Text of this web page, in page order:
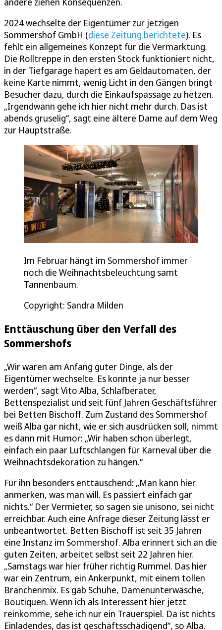
2024 wechselte der Eigentümer zur jetzigen
Sommershof GmbH (diese Zeitung berichtete). Es
fehlt ein allgemeines Konzept für die Vermarktung.
Die Rolltreppe in den ersten Stock funktioniert nicht,
in der Tiefgarage hapert es am Geldautomaten, der
keine Karte nimmt, wenig Licht in den Gängen bringt
Besucher dazu, durch die Einkaufspassage zu hetzen.
„Irgendwann gehe ich hier nicht mehr durch. Das ist
abends gruselig“, sagt eine ältere Dame auf dem Weg
zur Hauptstraße.
Im Februar hängt im Sommershof immer
noch die Weihnachtsbeleuchtung samt
Tannenbaum.
Copyright: Sandra Milden
Enttäuschung über den Verfall des
Sommershofs
„Wir waren am Anfang guter Dinge, als der
Eigentümer wechselte. Es konnte ja nur besser
werden“, sagt Vito Alba, Schlafberater,
Bettenspezialist und seit fünf Jahren Geschäftsführer
bei Betten Bischoff. Zum Zustand des Sommershof
weiß Alba gar nicht, wie er sich ausdrücken soll, nimmt
es dann mit Humor: „Wir haben schon überlegt,
einfach ein paar Luftschlangen für Karneval über die
Weihnachtsdekoration zu hängen.“
Für ihn besonders enttäuschend: „Man kann hier
anmerken, was man will. Es passiert einfach gar
nichts.“ Der Vermieter, so sagen sie unisono, sei nicht
erreichbar. Auch eine Anfrage dieser Zeitung lässt er
unbeantwortet. Betten Bischoff ist seit 35 Jahren
eine Instanz im Sommershof. Alba erinnert sich an die
guten Zeiten, arbeitet selbst seit 22 Jahren hier.
„Samstags war hier früher richtig Rummel. Das hier
war ein Zentrum, ein Ankerpunkt, mit einem tollen
Branchenmix. Es gab Schuhe, Damenunterwäsche,
Boutiquen. Wenn ich als Interessent hier jetzt
reinkomme, sehe ich nur ein Trauerspiel. Da ist nichts
Einladendes, das ist geschäftsschädigend“, so Alba.